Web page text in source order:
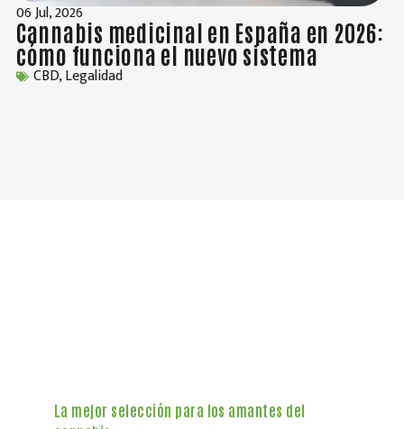
06 Jul, 2026
Cannabis medicinal en España en 2026:
cómo funciona el nuevo sistema
CBD,Legalidad
La mejor selección para los amantes del